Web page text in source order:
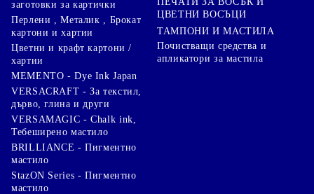
заготовки за картички
Перлени , Металик , Брокат
картони и хартии
Цветни и крафт картони /
хартии
ЦВЕТНИ ВОСЪЦИ
ТАМПОНИ И МАСТИЛА
Почистващи средства и
апликатори за мастила
MEMENTO - Dye Ink Japan
VERSACRAFT - За текстил,
дърво, глина и други
VERSAMAGIC - Chalk ink,
Тебеширено мастило
BRILLIANCE - Пигментно
мастило
StazON Series - Пигментно
мастило